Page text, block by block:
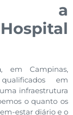
a
, em Campinas,
em
infraestrutura
o quanto os
estar diário e o